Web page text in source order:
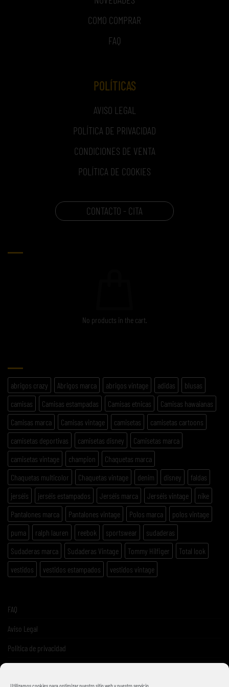
Utilizamos cookies para optimizar nuestro sitio web y nuestro servicio.
COMO COMPRAR
FAQ
POLÍTICAS
AVISO LEGAL
POLÍTICA DE PRIVACIDAD
CONDICIONES DE VENTA
POLÍTICA DE COOKIES
CONTACTO - CITA
No products in the cart.
abrigos crazy Abrigos marca abrigos vintage adidas
blusas
camisas
Camisas estampadas Camisas etnicas
Camisas hawaianas
Camisas marca
Camisas vintage camisetas
camisetas cartoons
camisetas deportivas
camisetas disney
Camisetas marca
camisetas vintage
champion
Chaquetas marca
Chaquetas multicolor
Chaquetas vintage denim disney
faldas
jerséis
jerséis estampados Jerséis marca Jerséis vintage
nike
Pantalones marca
Pantalones vintage Polos marca
polos vintage
puma
ralph lauren reebok sportswear
sudaderas
Sudaderas marca
Sudaderas Vintage Tommy Hilfiger
Total look
vestidos
vestidos estampados vestidos vintage
FAQ
Aviso Legal
Politica de privacidad